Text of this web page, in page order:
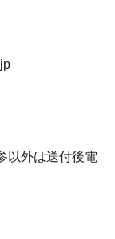
以外は送付後電